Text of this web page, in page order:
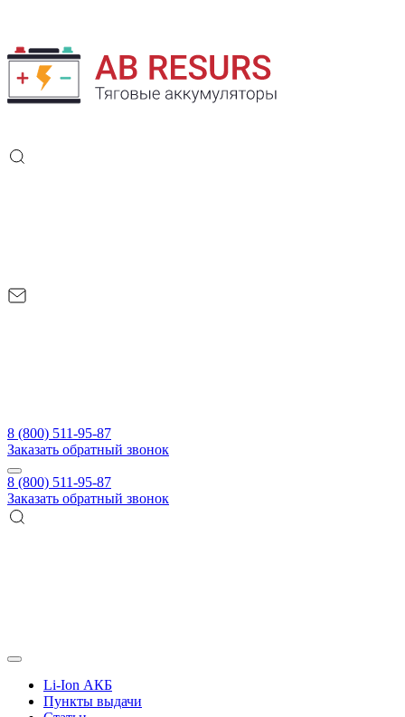
8 (800) 511-95-87
Заказать обратный звонок
8 (800) 511-95-87
Заказать обратный звонок
Li-Ion АКБ
Пункты выдачи